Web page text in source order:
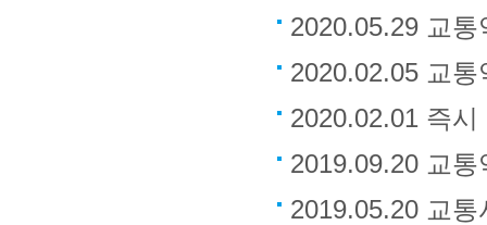
2020.05.29 교
2020.02.05 교
2020.02.01 즉
2019.09.20 교
2019.05.20 교